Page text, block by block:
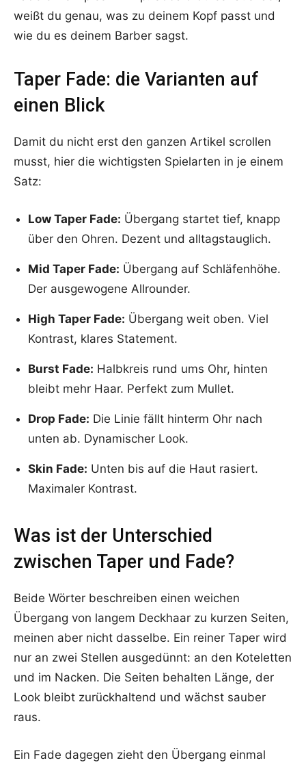
weißt du genau, was zu deinem Kopf passt und
wie du es deinem Barber sagst.
Taper Fade: die Varianten auf
einen Blick
Damit du nicht erst den ganzen Artikel scrollen
musst, hier die wichtigsten Spielarten in je einem
Satz:
Low Taper Fade: Übergang startet tief, knapp
über den Ohren. Dezent und alltagstauglich.
Mid Taper Fade: Übergang auf Schläfenhöhe.
Der ausgewogene Allrounder.
High Taper Fade: Übergang weit oben. Viel
Kontrast, klares Statement.
Burst Fade: Halbkreis rund ums Ohr, hinten
bleibt mehr Haar. Perfekt zum Mullet.
Drop Fade: Die Linie fällt hinterm Ohr nach
unten ab. Dynamischer Look.
Skin Fade: Unten bis auf die Haut rasiert.
Maximaler Kontrast.
Was ist der Unterschied
zwischen Taper und Fade?
Beide Wörter beschreiben einen weichen
Übergang von langem Deckhaar zu kurzen Seiten,
meinen aber nicht dasselbe. Ein reiner Taper wird
nur an zwei Stellen ausgedünnt: an den Koteletten
und im Nacken. Die Seiten behalten Länge, der
Look bleibt zurückhaltend und wächst sauber
raus.
Ein Fade dagegen zieht den Übergang einmal